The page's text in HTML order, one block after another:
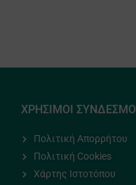
ΧΡΗΣΙΜΟΙ ΣΥΝΔΕΣΜΟΙ
Πολιτική Απορρήτου
Πολιτική Cookies
Χάρτης Ιστοτόπου